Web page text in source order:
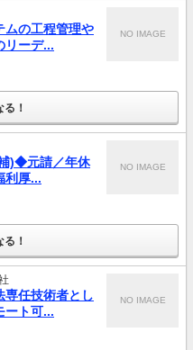
ムの工程管理や
リーデ...
NO IMAGE
！
)◆元請／年休
利厚...
NO IMAGE
！
専任技術者とし
ート可...
NO IMAGE